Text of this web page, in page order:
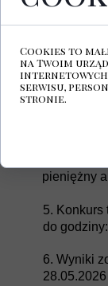
innych
f. jest
Nagrody
4.
pieniężny
5. Konkurs
do
6. Wyniki
Cookies to
na Twoim
internetowych.
serwisu,
stronie.